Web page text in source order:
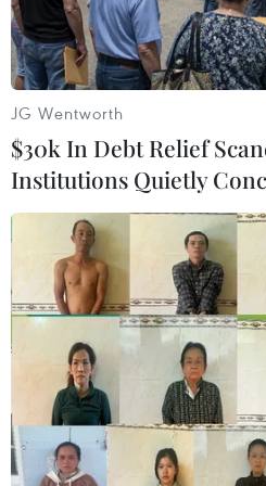
Lực lượng cứu hộ giải cứu người
khơi bờ biển Libya. (Ảnh
Theo phóng viên TTXVN
thảm kịch đắm tàu đã
biển ở Trung Địa Trung
người di cư thiệt mạng và
tích.
JG Wentworth
$30k In Debt Relief
Institutions Quietly